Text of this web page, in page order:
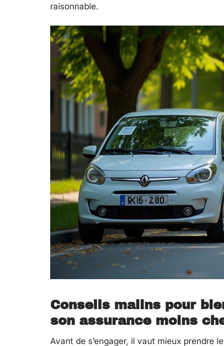
raisonnable.
Conseils malins pour
son assurance moins
Avant de s’engager, il vaut mieux prendre